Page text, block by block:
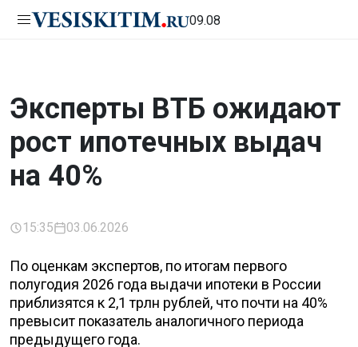
09.08
Эксперты ВТБ ожидают
рост ипотечных выдач
на 40%
15:35 03.06.2026
По оценкам экспертов, по итогам первого
полугодия 2026 года выдачи ипотеки в России
приблизятся к 2,1 трлн рублей, что почти на 40%
превысит показатель аналогичного периода
предыдущего года.